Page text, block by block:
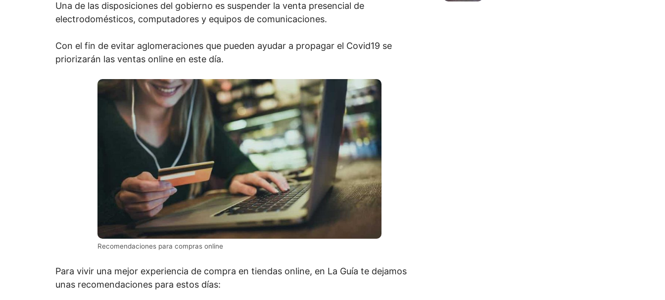
Una de las disposiciones del gobierno es suspender la venta presencial de
electrodomésticos, computadores y equipos de comunicaciones.
Con el fin de evitar aglomeraciones que pueden ayudar a propagar el Covid19 se
priorizarán las ventas online en este día.
Recomendaciones para compras online
Para vivir una mejor experiencia de compra en tiendas online, en La Guía te dejamos
unas recomendaciones para estos días: